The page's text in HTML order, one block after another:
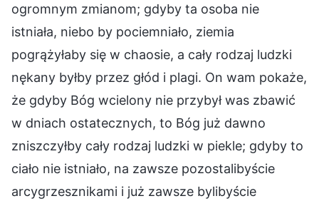
ogromnym zmianom; gdyby ta osoba nie
istniała, niebo by pociemniało, ziemia
pogrążyłaby się w chaosie, a cały rodzaj ludzki
nękany byłby przez głód i plagi. On wam pokaże,
że gdyby Bóg wcielony nie przybył was zbawić
w dniach ostatecznych, to Bóg już dawno
zniszczyłby cały rodzaj ludzki w piekle; gdyby to
ciało nie istniało, na zawsze pozostalibyście
arcygrzesznikami i już zawsze bylibyście